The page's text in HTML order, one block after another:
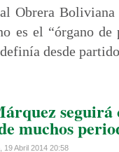
Obrera
es el “órgano
desde
seguirá
muchos
19 Abril 2014 20:58